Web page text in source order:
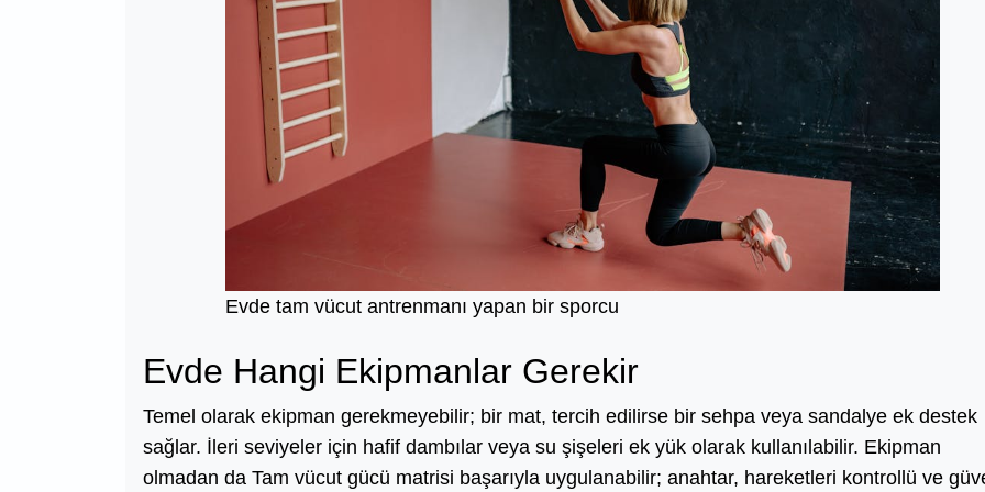
Evde tam vücut antrenmanı yapan bir sporcu
Evde Hangi Ekipmanlar Gerekir
Temel olarak ekipman gerekmeyebilir; bir mat, tercih edilirse bir sehpa veya sandalye ek destek
sağlar. İleri seviyeler için hafif dambılar veya su şişeleri ek yük olarak kullanılabilir. Ekipman
olmadan da Tam vücut gücü matrisi başarıyla uygulanabilir; anahtar, hareketleri kontrollü ve